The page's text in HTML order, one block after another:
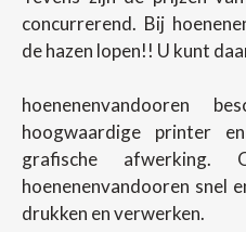
concurrerend. Bij
de hazen lopen!! U kunt
hoenenenvandooren
hoogwaardige printer
grafische
hoenenenvandooren snel
drukken en verwerken.